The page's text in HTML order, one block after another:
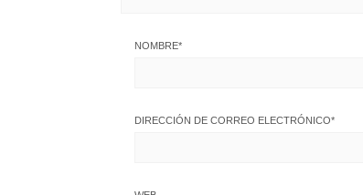
NOMBRE*
DIRECCIÓN DE CORREO ELECTRÓNICO*